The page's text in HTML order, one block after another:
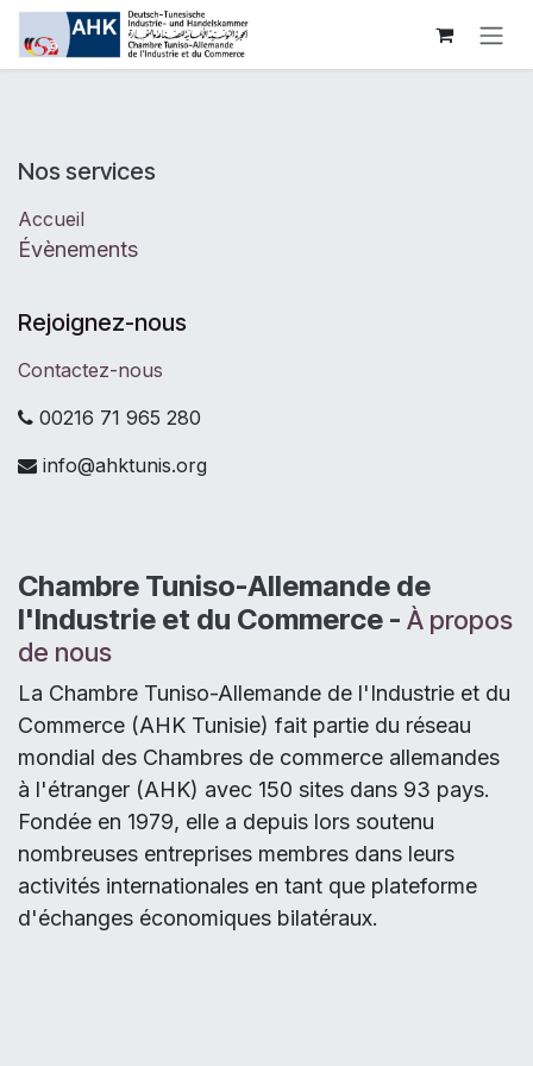
Se rendre au contenu
Nos services
Accueil
Évènements
Rejoignez-nous
Contactez-nous
00216 71 965 280
info@ahktunis.org
Chambre Tuniso-Allemande de
l'Industrie et du Commerce - À propos
de nous
La Chambre Tuniso-Allemande de l'Industrie et du
Commerce (AHK Tunisie) fait partie du réseau
mondial des Chambres de commerce allemandes
à l'étranger (AHK) avec 150 sites dans 93 pays.
Fondée en 1979, elle a depuis lors soutenu
nombreuses entreprises membres dans leurs
activités internationales en tant que plateforme
d'échanges économiques bilatéraux.